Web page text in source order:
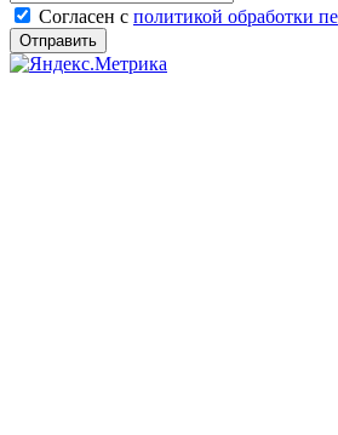
Согласен с политикой обработки
Отправить